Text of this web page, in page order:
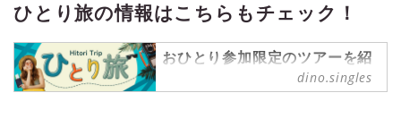
ひとり旅の情報はこちらもチェック！
おひとり参加限定のツアーを紹
介する【ひとり旅プラン】を中
心に、ひとり旅情報を発信中！
dino.singles